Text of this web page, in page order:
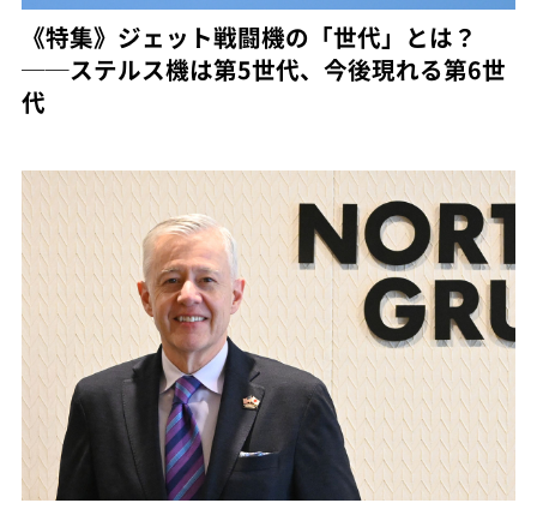
《特集》ジェット戦闘機の「世代」とは？
──ステルス機は第5世代、今後現れる第6世
代